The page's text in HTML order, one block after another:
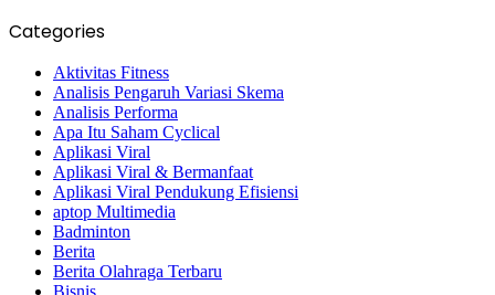
Categories
Aktivitas Fitness
Analisis Pengaruh Variasi Skema
Analisis Performa
Apa Itu Saham Cyclical
Aplikasi Viral
Aplikasi Viral & Bermanfaat
Aplikasi Viral Pendukung Efisiensi
aptop Multimedia
Badminton
Berita
Berita Olahraga Terbaru
Bisnis